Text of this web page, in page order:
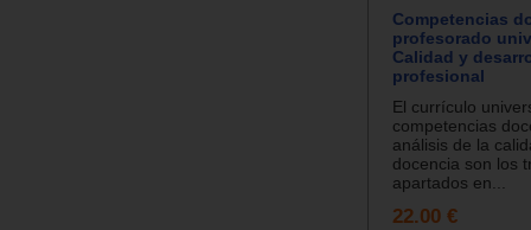
Competencias
profesorado
Calidad y
profesional
El currículo
competencias
análisis de la
docencia son los
apartados en...
22.00 €